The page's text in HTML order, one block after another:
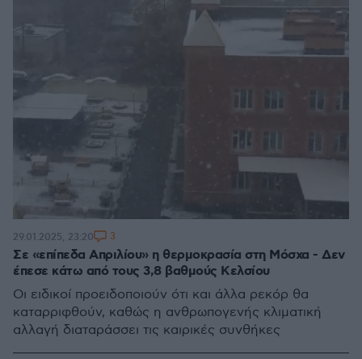
Σε «επίπεδα Απριλίου» η θερμοκρασία στη Μόσχα - Δεν
έπεσε κάτω από τους 3,8 βαθμούς Κελσίου
Οι ειδικοί προειδοποιούν ότι και άλλα ρεκόρ θα
καταρριφθούν, καθώς η ανθρωπογενής κλιματική
αλλαγή διαταράσσει τις καιρικές συνθήκες
29.01.2025, 23:20 3